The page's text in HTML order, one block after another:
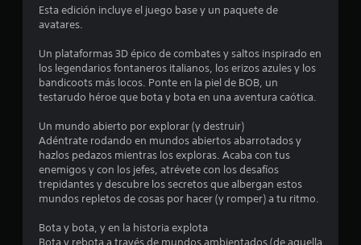
s
e
u
t
Esta edición incluye el juego base y un paquete de
avatares.
Un plataformas 3D épico de combates y saltos inspirado en
los legendarios fontaneros italianos, los erizos azules y los
bandicoots más locos. Ponte en la piel de BOB, un
testarudo héroe que bota y bota en una aventura caótica.
Un mundo abierto por explorar (y destruir)
Adéntrate rodando en mundos abiertos abarrotados y
hazlos pedazos mientras los exploras. Acaba con tus
enemigos y con los jefes, atrévete con los desafíos
trepidantes y descubre los secretos que albergan estos
mundos repletos de cosas por hacer (y romper) a tu ritmo.
Bota y bota, y en la historia explota
Bota y rebota a través de mundos ambientados (de aquella